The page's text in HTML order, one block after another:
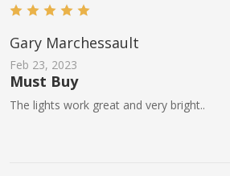
Gary Marchessault
Feb 23, 2023
Must Buy
The lights work great and very bright..